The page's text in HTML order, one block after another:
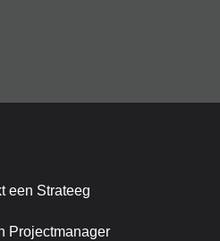
een Strateeg
Projectmanager